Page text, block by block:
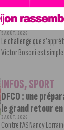
Faire le tour de la
trois jours : le défi
5 AOÛT, 2026
Le challenge que
Victor Bosoni est
INFOS,SPORT
DFCO : une
le grand retour
3 AOÛT, 2026
Contre l’AS Nancy